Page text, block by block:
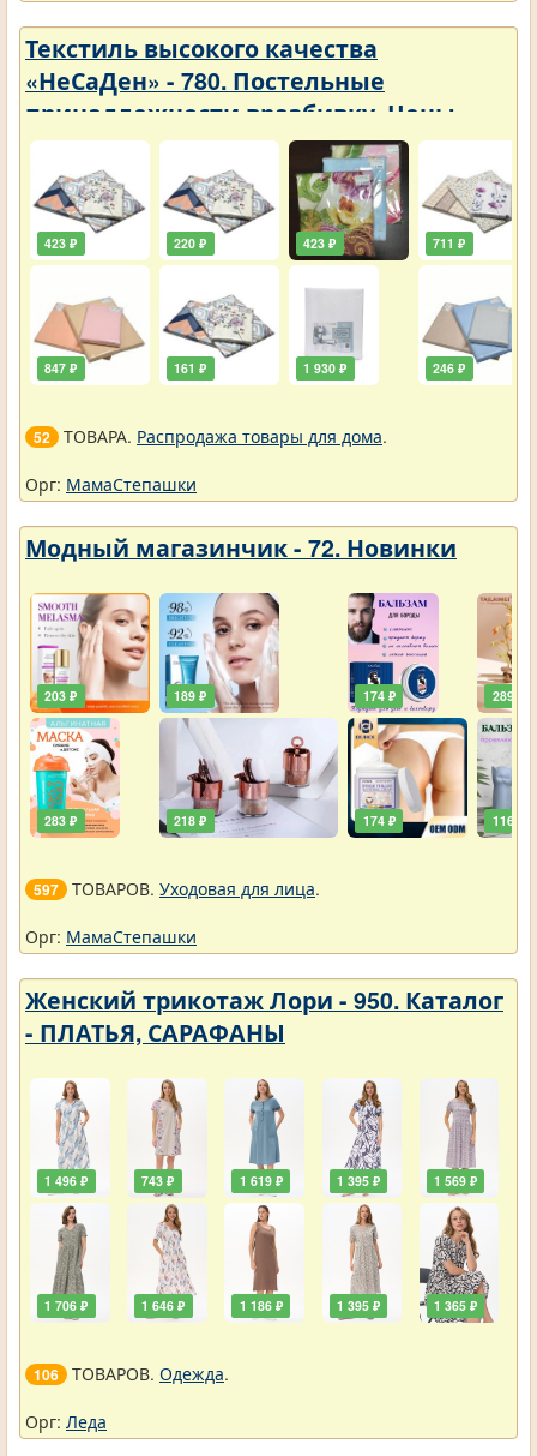
Текстиль высокого качества
«НеСаДен» - 780. Постельные
принадлежности вразбивку. Цены
упали
423 ₽
847 ₽
220 ₽
161 ₽
423 ₽
1 930 ₽
711 ₽
246 ₽
52 ТОВАРА. Распродажа товары для дома.
Орг: МамаСтепашки
Модный магазинчик - 72. Новинки
203 ₽
283 ₽
189 ₽
218 ₽
174 ₽
174 ₽
289 ₽
116 ₽
597 ТОВАРОВ. Уходовая для лица.
Орг: МамаСтепашки
Женский трикотаж Лори - 950. Каталог
- ПЛАТЬЯ, САРАФАНЫ
1 496 ₽
1 706 ₽
743 ₽
1 646 ₽
1 619 ₽
1 186 ₽
1 395 ₽
1 395 ₽
1 569 ₽
1 365 ₽
106 ТОВАРОВ. Одежда.
Орг: Леда